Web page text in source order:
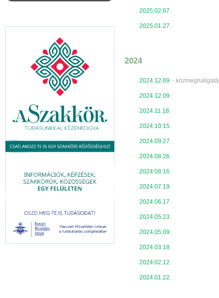
2025.02.07.
2025.01.27.
2024
2024.12.09.-
2024.12.09.
2024.11.18.
2024.10.15.
2024.09.27.
2024.08.26.
2024.08.16.
2024.07.19.
2024.06.17.
2024.05.23.
2024.05.09.
2024.03.18.
2024.02.12.
2024.01.22.